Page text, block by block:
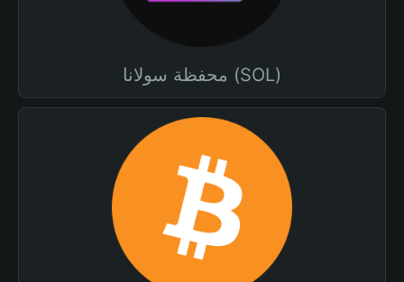
محفظة سولانا (SOL)